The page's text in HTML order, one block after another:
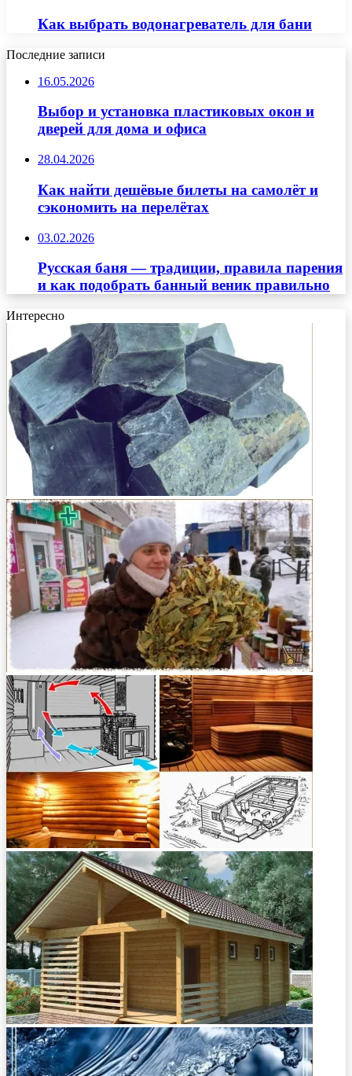
Как выбрать водонагреватель для бани
Последние записи
16.05.2026
Выбор и установка пластиковых окон и
дверей для дома и офиса
28.04.2026
Как найти дешёвые билеты на самолёт и
сэкономить на перелётах
03.02.2026
Русская баня — традиции, правила парения
и как подобрать банный веник правильно
Интересно